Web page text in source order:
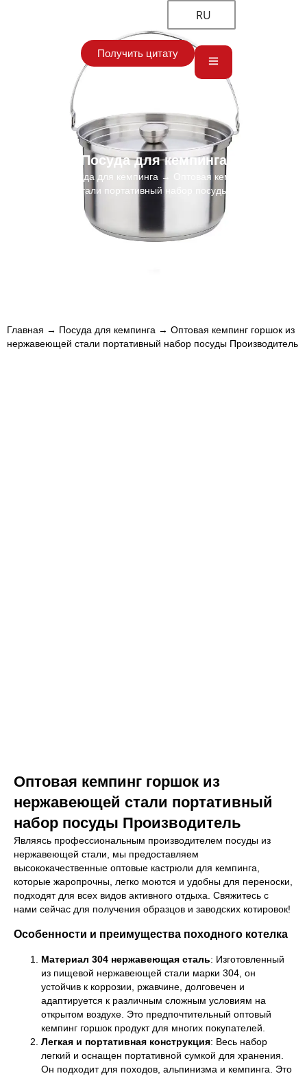
RU
Получить цитату
Посуда для кемпинга
Посуда для кемпинга → Оптовая кемпинг горшок из
нержавеющей стали портативный набор посуды Производитель
Главная → Посуда для кемпинга → Оптовая кемпинг горшок из
нержавеющей стали портативный набор посуды Производитель
Оптовая кемпинг горшок из
нержавеющей стали портативный
набор посуды Производитель
Являясь профессиональным производителем посуды из
нержавеющей стали, мы предоставляем
высококачественные оптовые кастрюли для кемпинга,
которые жаропрочны, легко моются и удобны для переноски,
подходят для всех видов активного отдыха. Свяжитесь с
нами сейчас для получения образцов и заводских котировок!
Особенности и преимущества походного котелка
Материал 304 нержавеющая сталь: Изготовленный
из пищевой нержавеющей стали марки 304, он
устойчив к коррозии, ржавчине, долговечен и
адаптируется к различным сложным условиям на
открытом воздухе. Это предпочтительный оптовый
кемпинг горшок продукт для многих покупателей.
Легкая и портативная конструкция: Весь набор
легкий и оснащен портативной сумкой для хранения.
Он подходит для походов, альпинизма и кемпинга. Это